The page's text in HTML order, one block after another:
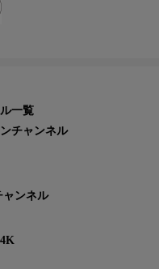
一覧
チャンネル
ンネル